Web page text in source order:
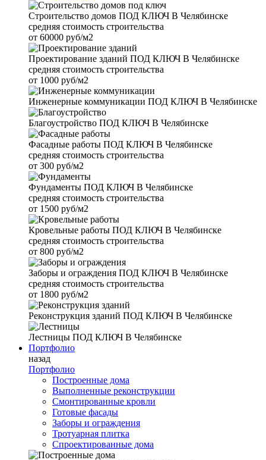
Строительство домов ПОД КЛЮЧ В Челябинске
средняя стоимость строительства
от 60000 руб/м2
Проектирование зданий ПОД КЛЮЧ В Челябинске
средняя стоимость строительства
от 1000 руб/м2
Инженерные коммуникации ПОД КЛЮЧ В Челябинске
Благоустройство ПОД КЛЮЧ В Челябинске
Фасадные работы ПОД КЛЮЧ В Челябинске
средняя стоимость строительства
от 300 руб/м2
Фундаменты ПОД КЛЮЧ В Челябинске
средняя стоимость строительства
от 1500 руб/м2
Кровельные работы ПОД КЛЮЧ В Челябинске
средняя стоимость строительства
от 800 руб/м2
Заборы и ограждения ПОД КЛЮЧ В Челябинске
средняя стоимость строительства
от 1800 руб/м2
Реконструкция зданий ПОД КЛЮЧ В Челябинске
Лестницы ПОД КЛЮЧ В Челябинске
Портфолио
назад
Портфолио
Построенные дома
Выполненные реконструкции
Смонтированные кровли
Готовые фасады
Заборы и ограждения
Тротуарная плитка
Спроектированные дома